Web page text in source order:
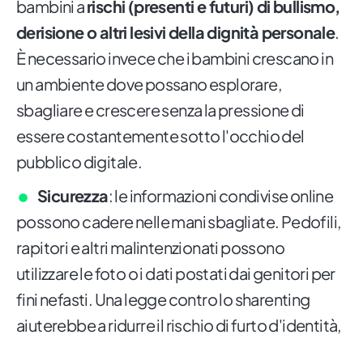
bambini arischi (presenti e futuri) di bullismo,
derisione o altri lesivi della dignità personale.
È necessario invece che i bambini crescano in
un ambiente dove possano esplorare,
sbagliare e crescere senza la pressione di
essere costantemente sotto l'occhio del
pubblico digitale.
Sicurezza: le informazioni condivise online
possono cadere nelle mani sbagliate. Pedofili,
rapitori e altri malintenzionati possono
utilizzare le foto o i dati postati dai genitori per
fini nefasti. Una legge contro lo sharenting
aiuterebbe a ridurre il rischio di furto d'identità,